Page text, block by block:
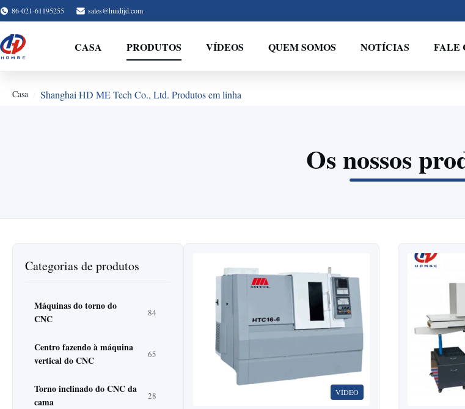
86-021-61195255 sales@huidijd.com
CASA PRODUTOS VÍDEOS QUEM SOMOS NOTÍCIAS FALE
Casa Shanghai HD ME Tech Co., Ltd. Produtos em linha
Os nossos
Categorias de produtos
Máquinas do torno do
CNC
84
Centro fazendo à máquina
vertical do CNC
65
Torno inclinado do CNC da
cama
28 VÍDEO